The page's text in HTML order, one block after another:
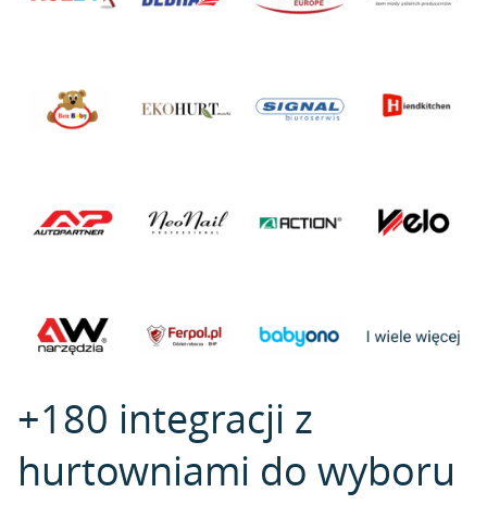
+180 integracji z
hurtowniami do wyboru